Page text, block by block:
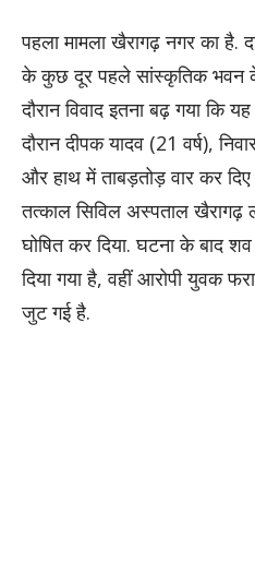
पहला मामला खैरागढ़ नगर का है.
के कुछ दूर पहले सांस्कृतिक भवन
दौरान विवाद इतना बढ़ गया कि
दौरान दीपक यादव (21 वर्ष),
और हाथ में ताबड़तोड़ वार कर
तत्काल सिविल अस्पताल खैरागढ़
घोषित कर दिया. घटना के बाद
दिया गया है, वहीं आरोपी युवक
जुट गई है.